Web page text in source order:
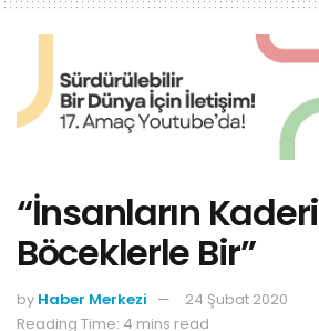
“İnsanların Kaderi
Böceklerle Bir”
by Haber Merkezi
24 Şubat 2020
Reading Time: 4 mins read